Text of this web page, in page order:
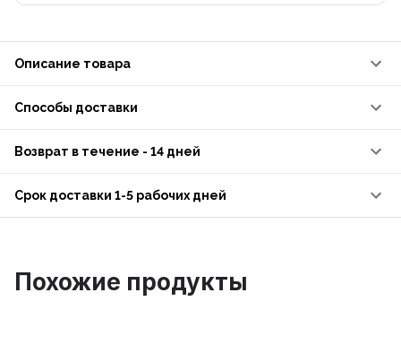
Описание товара
Способы доставки
Возврат в течение - 14 дней
Срок доставки 1-5 рабочих дней
Похожие продукты